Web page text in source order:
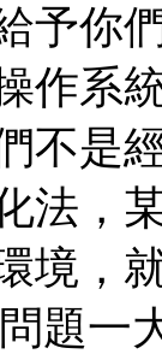
予你
作系
不是
法，
境，
題一